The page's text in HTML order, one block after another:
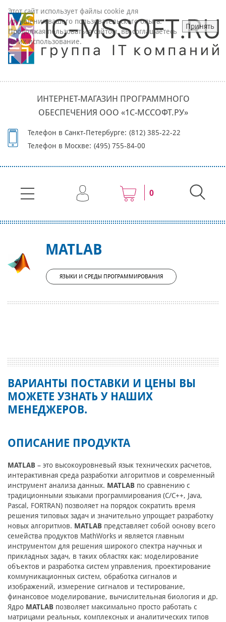
ИНТЕРНЕТ-МАГАЗИН ПРОГРАММНОГО
ОБЕСПЕЧЕНИЯ ООО «1С-МССОФТ.РУ»
Телефон в Санкт-Петербурге: (812) 385-22-22
Телефон в Москве: (495) 755-84-00
0
MATLAB
ЯЗЫКИ И СРЕДЫ ПРОГРАММИРОВАНИЯ
ВАРИАНТЫ ПОСТАВКИ И ЦЕНЫ ВЫ
МОЖЕТЕ УЗНАТЬ У НАШИХ
МЕНЕДЖЕРОВ.
ОПИСАНИЕ ПРОДУКТА
MATLAB – это высокоуровневый язык технических расчетов,
интерактивная среда разработки алгоритмов и современный
инструмент анализа данных. MATLAB по сравнению с
традиционными языками программирования (C/C++, Java,
Pascal, FORTRAN) позволяет на порядок сократить время
решения типовых задач и значительно упрощает разработку
новых алгоритмов. MATLAB представляет собой основу всего
семейства продуктов MathWorks и является главным
инструментом для решения широкого спектра научных и
прикладных задач, в таких областях как: моделирование
объектов и разработка систем управления, проектирование
коммуникационных систем, обработка сигналов и
изображений, измерение сигналов и тестирование,
финансовое моделирование, вычислительная биология и др.
Ядро MATLAB позволяет максимально просто работать с
матрицами реальных, комплексных и аналитических типов
Этот сайт использует файлы cookie для
улучшения вашего пользовательского опыта.
Продолжая пользоваться сайтом, вы соглашаетесь
на их использование.
Принять